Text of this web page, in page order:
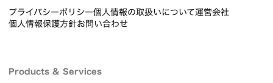
プライバシーポリシー個人情報の取扱いについて運営会社
個人情報保護方針お問い合わせ
Products & Services